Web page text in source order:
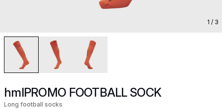
1 / 3
hmlPROMO FOOTBALL SOCK
Long football socks